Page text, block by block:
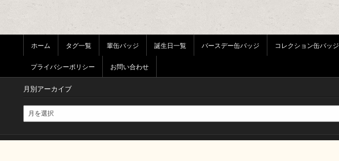
ホーム タグ一覧 輩缶バッジ 誕生日一覧 バースデー缶バッジ コレクション缶バッジ
プライバシーポリシー お問い合わせ
月別アーカイブ
月別アーカイブ